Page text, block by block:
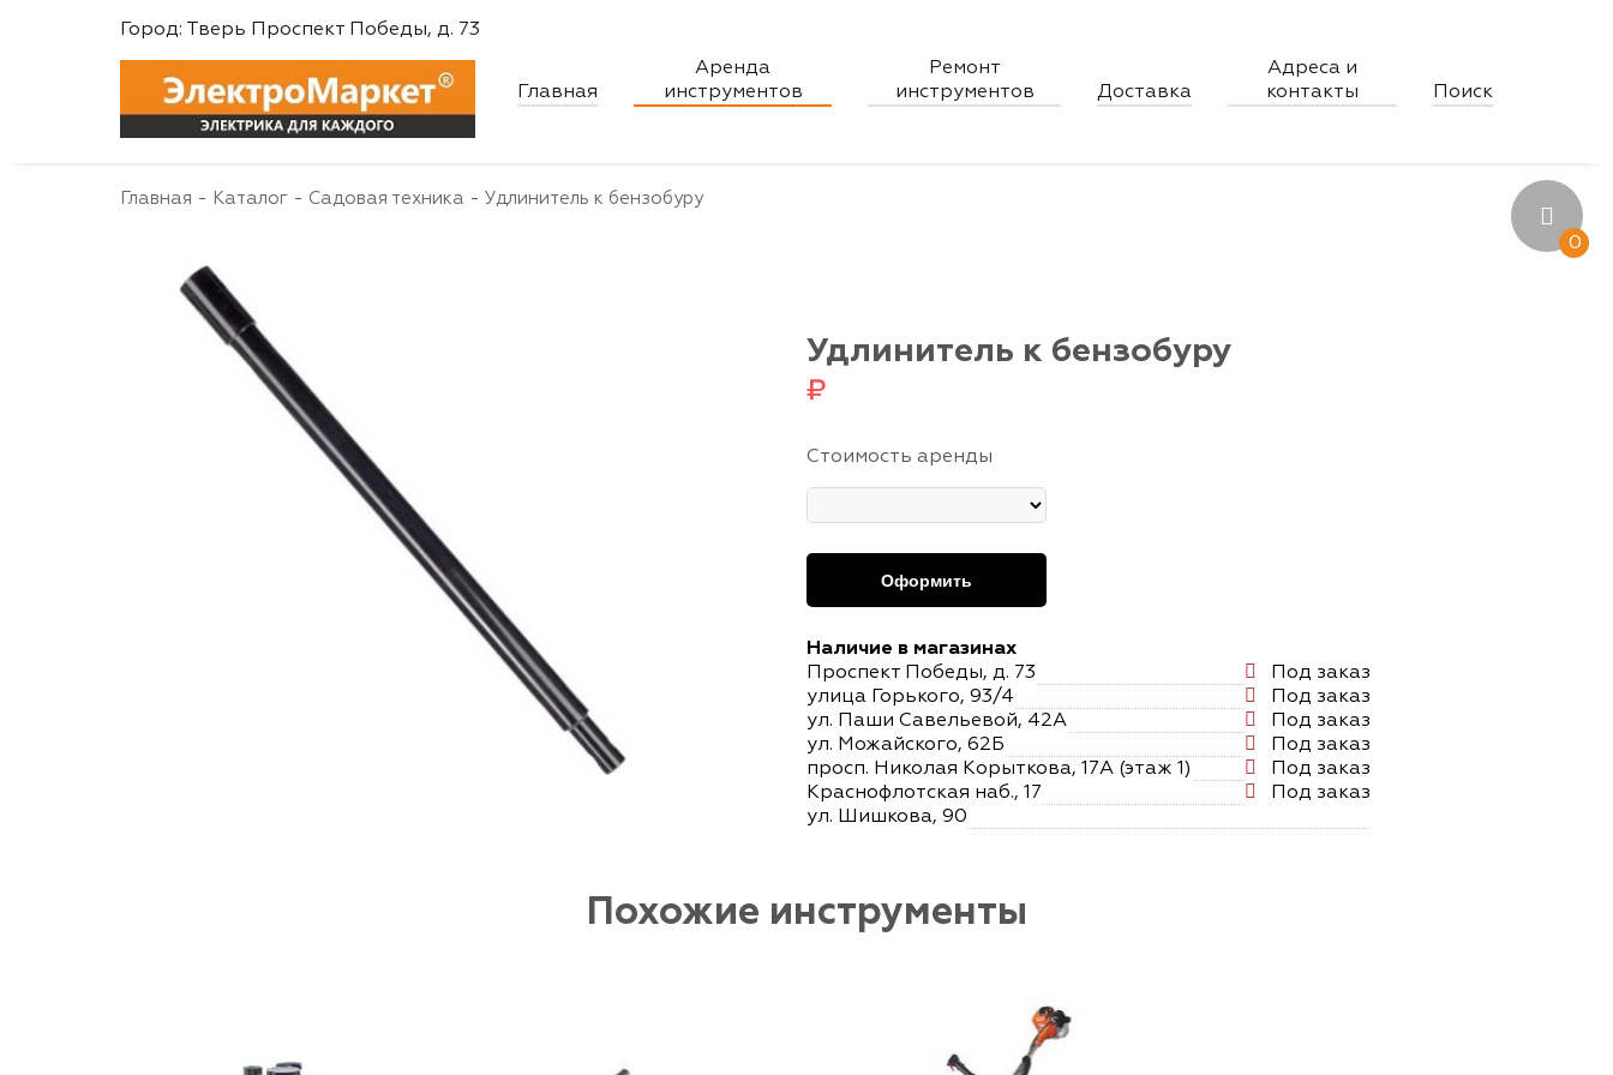
Город: Тверь Проспект Победы, д. 73
Главная
Аренда
инструментов
Ремонт
инструментов
Доставка
Адреса и
контакты
Поиск инструментов Поиск
Главная Каталог Садовая техника Удлинитель к бензобуру
Удлинитель к бензобуру
₽
Стоимость аренды
Оформить
Наличие в магазинах
Проспект Победы, д. 73
Под заказ
улица Горького, 93/4
Под заказ
ул. Паши Савельевой, 42А
Под заказ
ул. Можайского, 62Б
Под заказ
просп. Николая Корыткова, 17А (этаж 1)
Под заказ
Краснофлотская наб., 17
Под заказ
ул. Шишкова, 90
Похожие инструменты
0